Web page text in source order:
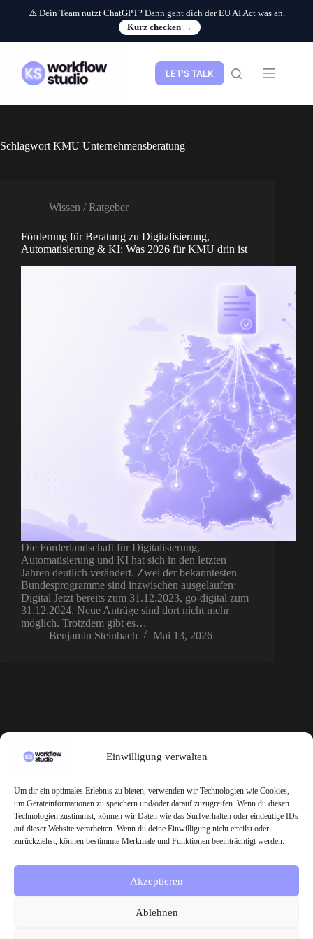
Einwilligung verwalten
Um dir ein optimales Erlebnis zu bieten, verwenden wir Technologien wie Cookies,
um Geräteinformationen zu speichern und/oder darauf zuzugreifen. Wenn du diesen
Technologien zustimmst, können wir Daten wie das Surfverhalten oder eindeutige IDs
auf dieser Website verarbeiten. Wenn du deine Einwilligung nicht erteilst oder
zurückziehst, können bestimmte Merkmale und Funktionen beeinträchtigt werden.
Akzeptieren
Ablehnen
⚠️ Dein Team nutzt ChatGPT? Dann geht dich der EU AI Act was an.
Kurz checken →
springen
LET'S TALK
Schlagwort KMU Unternehmensberatung
Wissen / Ratgeber
Förderung für Beratung zu Digitalisierung,
Automatisierung & KI: Was 2026 für KMU drin ist
Die Förderlandschaft für Digitalisierung,
Automatisierung und KI hat sich in den letzten
Jahren deutlich verändert. Zwei der bekanntesten
Bundesprogramme sind inzwischen ausgelaufen:
Digital Jetzt bereits zum 31.12.2023, go-digital zum
31.12.2024. Neue Anträge sind dort nicht mehr
möglich. Trotzdem gibt es…
Benjamin Steinbach
Mai 13, 2026
Automatisierung
Inhalt
Blog